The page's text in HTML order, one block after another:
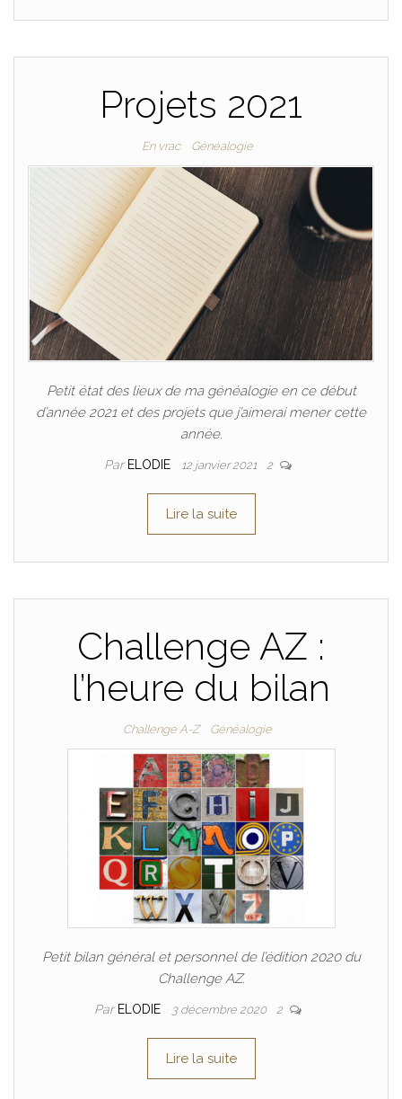
Projets 2021
En vrac Généalogie
Petit état des lieux de ma généalogie en ce début
d’année 2021 et des projets que j’aimerai mener cette
année.
Par ELODIE 12 janvier 2021 2
Lire la suite
Challenge AZ :
l’heure du bilan
Challenge A-Z Généalogie
Petit bilan général et personnel de l’édition 2020 du
Challenge AZ.
Par ELODIE 3 décembre 2020 2
Lire la suite